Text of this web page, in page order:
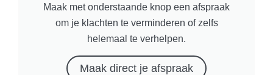
Maak met onderstaande knop een afspraak
om je klachten te verminderen of zelfs
helemaal te verhelpen.
Maak direct je afspraak